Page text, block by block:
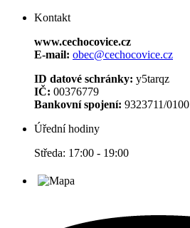
Kontakt
www.cechocovice.cz
E-mail: obec@cechocovice.cz
ID datové schránky: y5tarqz
IČ: 00376779
Bankovní spojení: 9323711/0100
Úřední hodiny
Středa: 17:00 - 19:00